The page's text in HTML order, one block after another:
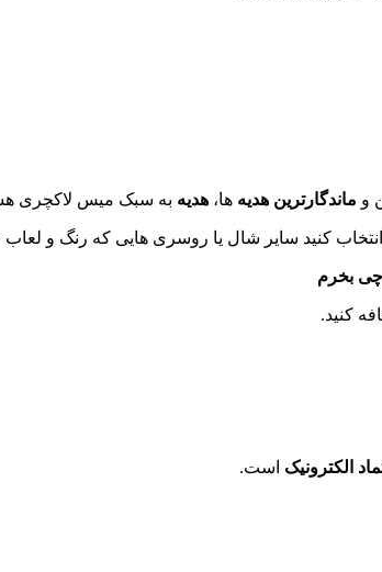
و ماندگارترین هدیه ها، هدیه به سبک میس لاکچری
کنید سایر شال یا روسری هایی که رنگ و لعاب
چی بخرم
کنید.
الکترونیک است.